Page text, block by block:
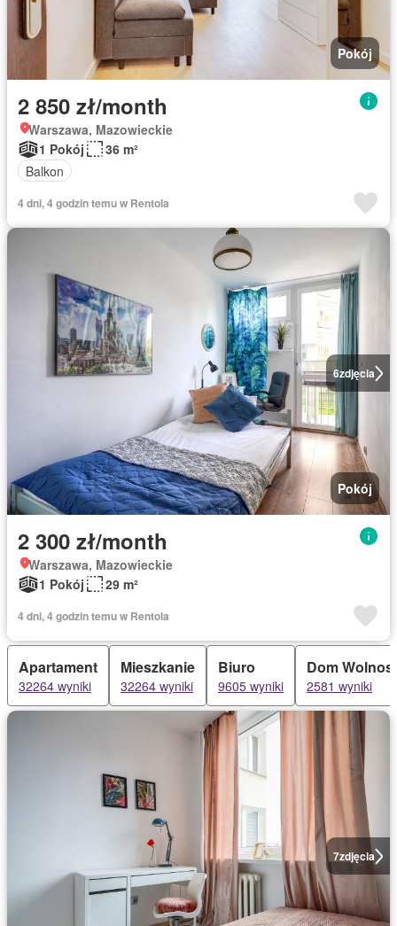
Pokój
2 850 zł/month
Warszawa, Mazowieckie
1 Pokój
36 m²
Balkon
4 dni, 4 godzin temu w Rentola
6zdjęcia
Pokój
2 300 zł/month
Warszawa, Mazowieckie
1 Pokój
29 m²
4 dni, 4 godzin temu w Rentola
Apartament
32264 wyniki
Mieszkanie
32264 wyniki
Biuro
9605 wyniki
Dom
2581 wyniki
7zdjęcia